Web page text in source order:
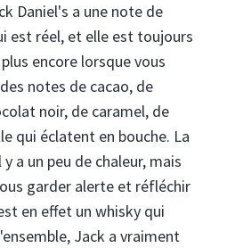
Daniel's a une note de
est réel, et elle est toujours
encore lorsque vous
notes de cacao, de
noir, de caramel, de
qui éclatent en bouche. La
a un peu de chaleur, mais
garder alerte et réfléchir
en effet un whisky qui
Jack a vraiment